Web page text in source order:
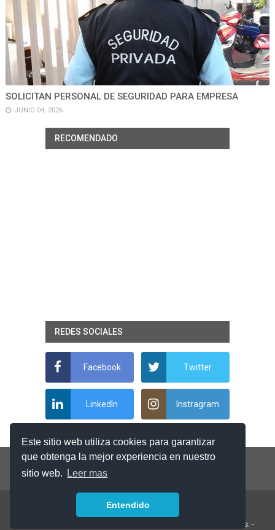
Este sitio web utiliza cookies para garantizar
que obtenga la mejor experiencia en nuestro
sitio web.
Leer mas
Entendido
SOLICITAN PERSONAL DE SEGURIDAD PARA EMPRESA
JUNIO 04, 2026
RECOMENDADO
REDES SOCIALES
Facebook Twitter
LinkedIn Instragram
© 2018 Argentina-Trabaja.com | Todos los derechos reservados. -